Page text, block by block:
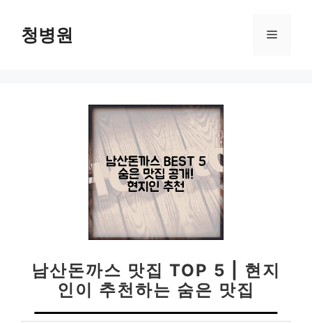
청병원 메
남산돈까스 맛집 TOP 5 | 현지
인이 추천하는 숨은 맛집